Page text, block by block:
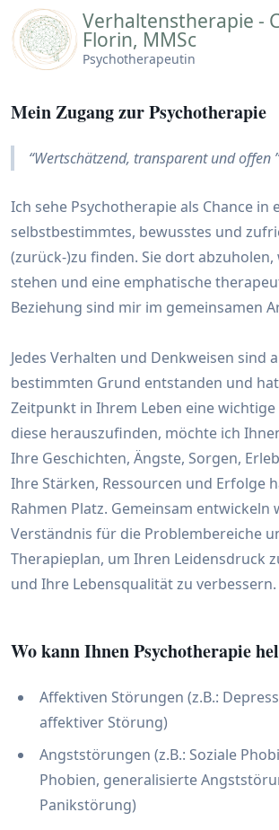
Skip
to
content
Verhaltenstherapie -
Florin, MMSc
Psychotherapeutin
Mein Zugang zur Psychotherapie
Wertschätzend, transparent und offen
Ich sehe Psychotherapie als Chance in
selbstbestimmtes, bewusstes und
(zurück-)zu finden. Sie dort abzuholen,
stehen und eine emphatische
Beziehung sind mir im gemeinsamen
Jedes Verhalten und Denkweisen sind
bestimmten Grund entstanden und
Zeitpunkt in Ihrem Leben eine
diese herauszufinden, möchte ich
Ihre Geschichten, Ängste, Sorgen,
Ihre Stärken, Ressourcen und Erfolge
Rahmen Platz. Gemeinsam entwickeln
Verständnis für die Problembereiche
Therapieplan, um Ihren Leidensdruck
und Ihre Lebensqualität zu verbessern.
Wo kann Ihnen Psychotherapie
Affektiven Störungen (z.B.:
affektiver Störung)
Angststörungen (z.B.: Soziale
Phobien, generalisierte
Panikstörung)